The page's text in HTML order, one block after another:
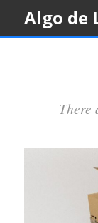
content
Algo de
There